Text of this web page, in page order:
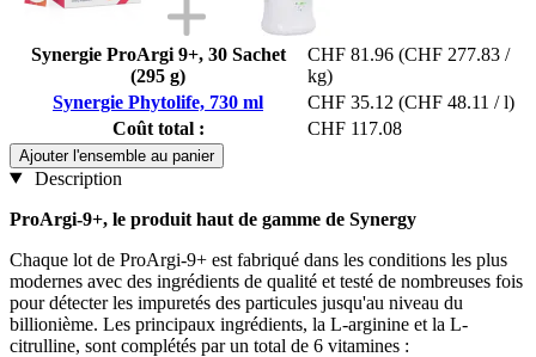
Synergie ProArgi 9+, 30 Sachet
(295 g)
CHF 81.96 (CHF 277.83 /
kg)
Synergie Phytolife, 730 ml
CHF 35.12 (CHF 48.11 / l)
Coût total :
CHF 117.08
Ajouter l'ensemble au panier
Description
ProArgi-9+, le produit haut de gamme de Synergy
Chaque lot de ProArgi-9+ est fabriqué dans les conditions les plus
modernes avec des ingrédients de qualité et testé de nombreuses fois
pour détecter les impuretés des particules jusqu'au niveau du
billionième. Les principaux ingrédients, la L-arginine et la L-
citrulline, sont complétés par un total de 6 vitamines :